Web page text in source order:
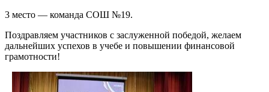
3 место — команда СОШ №19.
Поздравляем участников с заслуженной победой, желаем
дальнейших успехов в учебе и повышении финансовой
грамотности!